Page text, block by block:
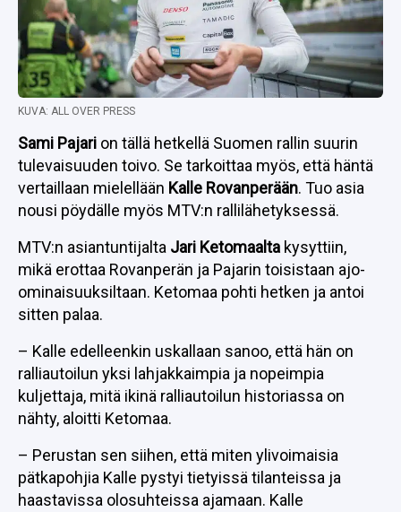
KUVA: ALL OVER PRESS
Sami Pajari on tällä hetkellä Suomen rallin suurin
tulevaisuuden toivo. Se tarkoittaa myös, että häntä
vertaillaan mielellään Kalle Rovanperään. Tuo asia
nousi pöydälle myös MTV:n rallilähetyksessä.
MTV:n asiantuntijalta Jari Ketomaalta kysyttiin,
mikä erottaa Rovanperän ja Pajarin toisistaan ajo-
ominaisuuksiltaan. Ketomaa pohti hetken ja antoi
sitten palaa.
– Kalle edelleenkin uskallaan sanoo, että hän on
ralliautoilun yksi lahjakkaimpia ja nopeimpia
kuljettaja, mitä ikinä ralliautoilun historiassa on
nähty, aloitti Ketomaa.
– Perustan sen siihen, että miten ylivoimaisia
pätkapohjia Kalle pystyi tietyissä tilanteissa ja
haastavissa olosuhteissa ajamaan. Kalle